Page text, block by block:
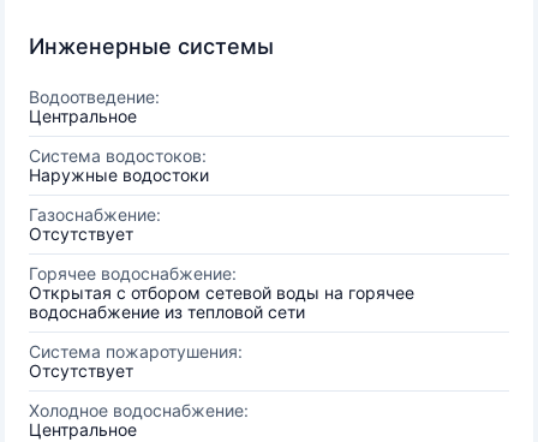
Инженерные системы
Водоотведение:
Центральное
Система водостоков:
Наружные водостоки
Газоснабжение:
Отсутствует
Горячее водоснабжение:
Открытая с отбором сетевой воды на горячее
водоснабжение из тепловой сети
Система пожаротушения:
Отсутствует
Холодное водоснабжение:
Центральное